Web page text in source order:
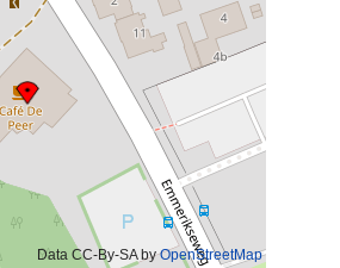
Data CC-By-SA byOpenStreetMap